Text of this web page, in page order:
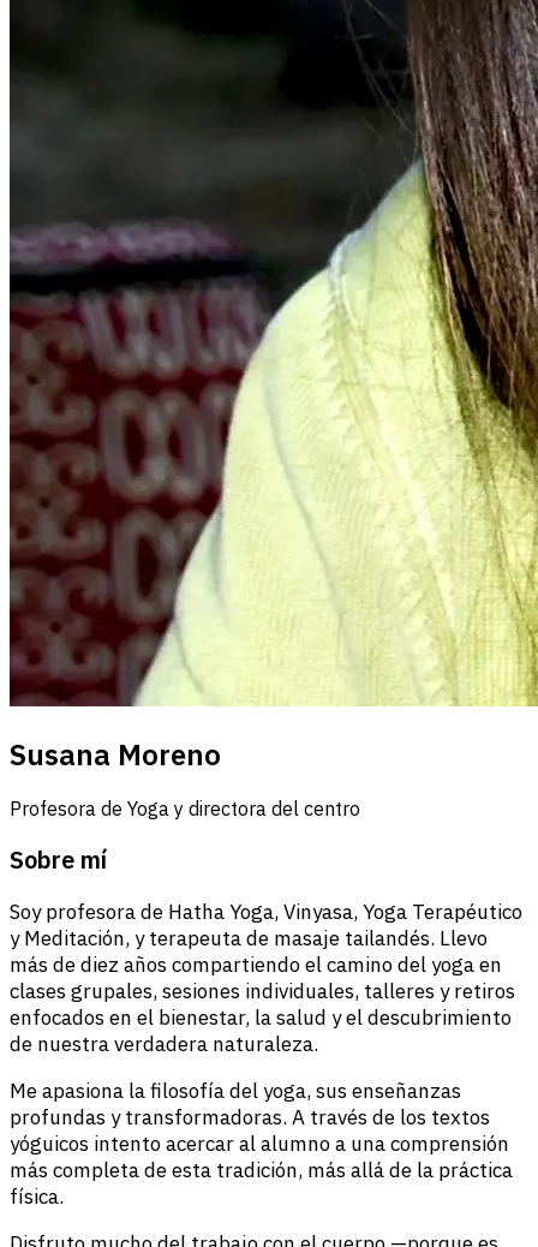
Susana Moreno
Profesora de Yoga y directora del centro
Sobre mí
Soy profesora de Hatha Yoga, Vinyasa, Yoga Terapéutico
y Meditación, y terapeuta de masaje tailandés. Llevo
más de diez años compartiendo el camino del yoga en
clases grupales, sesiones individuales, talleres y retiros
enfocados en el bienestar, la salud y el descubrimiento
de nuestra verdadera naturaleza.
Me apasiona la filosofía del yoga, sus enseñanzas
profundas y transformadoras. A través de los textos
yóguicos intento acercar al alumno a una comprensión
más completa de esta tradición, más allá de la práctica
física.